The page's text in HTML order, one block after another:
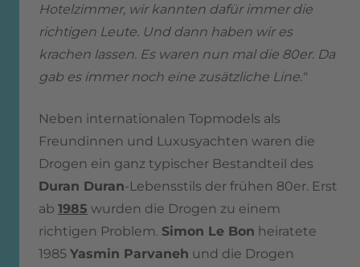
Hotelzimmer, wir kannten dafür immer die
richtigen Leute. Und dann haben wir es
krachen lassen. Es waren nun mal die 80er. Da
gab es immer noch eine zusätzliche Line."
Neben internationalen Topmodels als
Freundinnen und Luxusyachten waren die
Drogen ein ganz typischer Bestandteil des
Duran Duran-Lebensstils der frühen 80er. Erst
ab 1985 wurden die Drogen zu einem
richtigen Problem. Simon Le Bon heiratete
1985 Yasmin Parvaneh und die Drogen